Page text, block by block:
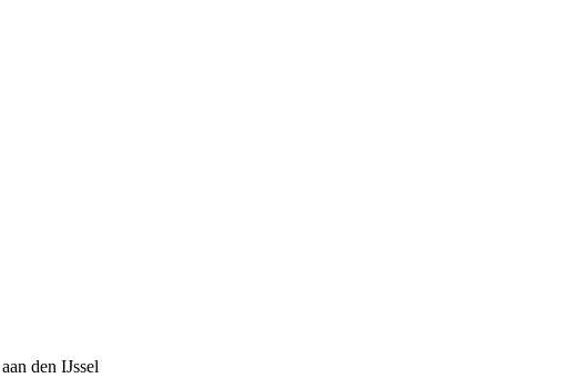
den IJssel